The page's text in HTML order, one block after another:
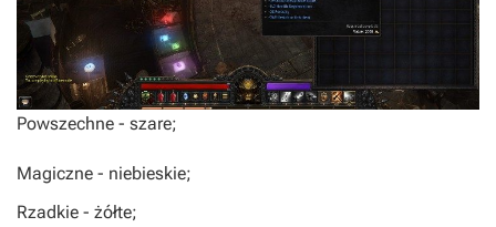
Powszechne - szare;
Magiczne - niebieskie;
Rzadkie - żółte;